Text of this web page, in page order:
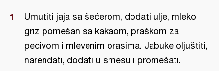
Umutiti jaja sa šećerom, dodati ulje, mleko,
griz pomešan sa kakaom, praškom za
pecivom i mlevenim orasima. Jabuke oljuštiti,
narendati, dodati u smesu i promešati.